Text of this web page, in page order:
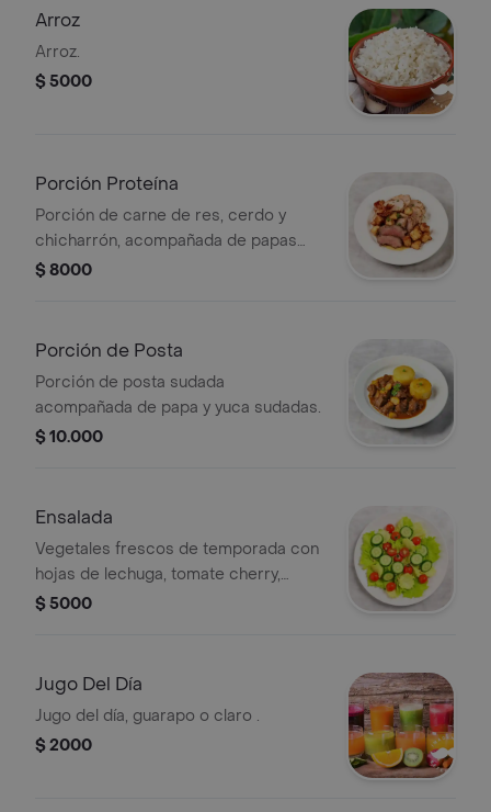
Arroz
Arroz.
$ 5000
Porción Proteína
Porción de carne de res, cerdo y
chicharrón, acompañada de papas
doradas.
$ 8000
Porción de Posta
Porción de posta sudada
acompañada de papa y yuca sudadas.
$ 10.000
Ensalada
Vegetales frescos de temporada con
hojas de lechuga, tomate cherry,
pepino y aderezo vinagreta.
$ 5000
Jugo Del Día
Jugo del día, guarapo o claro .
$ 2000